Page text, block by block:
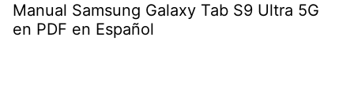
Manual Samsung Galaxy Tab S9 Ultra 5G
en PDF en Español